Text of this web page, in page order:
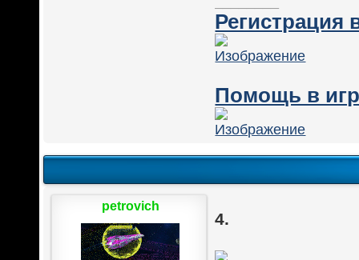
Регистрация
Помощь в
4.
petrovich